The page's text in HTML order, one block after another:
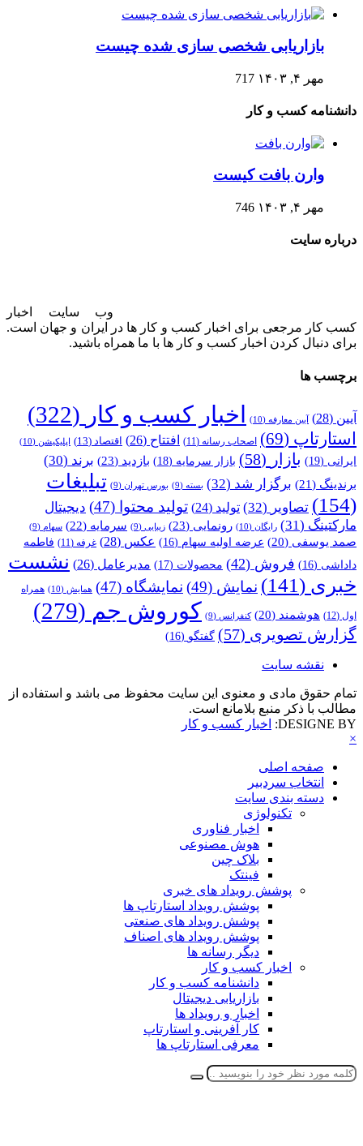
بازاریابی شخصی سازی شده چیست
مهر ۴, ۱۴۰۳ 717
دانشنامه کسب و کار
وارن بافت کیست
مهر ۴, ۱۴۰۳ 746
درباره سایت
وب سایت اخبار
کسب کار مرجعی برای اخبار کسب و کار ها در ایران و جهان است.
برای دنبال کردن اخبار کسب و کار ها با ما همراه باشید.
برچسب ها
آیین (28) آیین معارفه (10) اخبار کسب و کار (322)
استارتاپ (69) اصحاب رسانه (11) افتتاح (26) اقتصاد (13) اپلیکیشن (10)
ایرانی (19) بازار (58) بازار سرمایه (18) بازدید (23) برند (30)
برندینگ (21) برگزار شد (32) بسته (9) بورس تهران (9)
تبلیغات
(154)
تصاویر (32) تولید (24) تولید محتوا (47)
دیجیتال
مارکتینگ (31) رایگان (10) رونمایی (23) زیبایی (9) سرمایه (22) سهام (9)
صمد یوسفی (20) عرضه اولیه سهام (16) عکس (28) غرفه (11)
فاطمه
داداشی (16) فروش (42) محصولات (17) مدیرعامل (26)
نشست
خبری (141) نمایش (49) نمایشگاه (47) همایش (10) همراه
اول (12) هوشمند (20) کنفرانس (9) کوروش جم (279)
گزارش تصویری (57) گفتگو (16)
نقشه سایت
تمام حقوق مادی و معنوی این سایت محفوظ می باشد و استفاده از
مطالب با ذکر منبع بلامانع است.
DESIGNE BY:
اخبار کسب و کار
×
صفحه اصلی
انتخاب سردبیر
دسته بندی سایت
تکنولوژی
اخبار فناوری
هوش مصنوعی
بلاک چین
فینتک
پوشش رویداد های خبری
پوشش رویداد استارتاپ ها
پوشش رویداد های صنعتی
پوشش رویداد های اصناف
دیگر رسانه ها
اخبار کسب و کار
دانشنامه کسب و کار
بازاریابی دیجیتال
اخبار و رویداد ها
کار آفرینی و استارتاپ
معرفی استارتاپ ها